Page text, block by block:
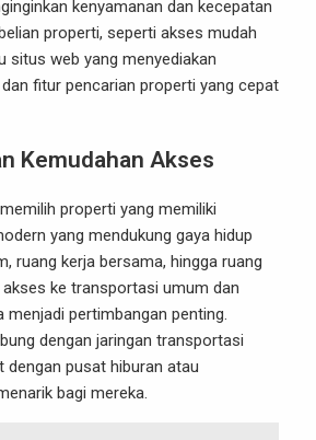
kenyamanan dan kecepatan
properti, seperti akses mudah
situs web yang menyediakan
fitur pencarian properti yang cepat
Kemudahan Akses
properti yang memiliki
yang mendukung gaya hidup
ruang kerja bersama, hingga ruang
ke transportasi umum dan
pertimbangan penting.
dengan jaringan transportasi
dengan pusat hiburan atau
bagi mereka.